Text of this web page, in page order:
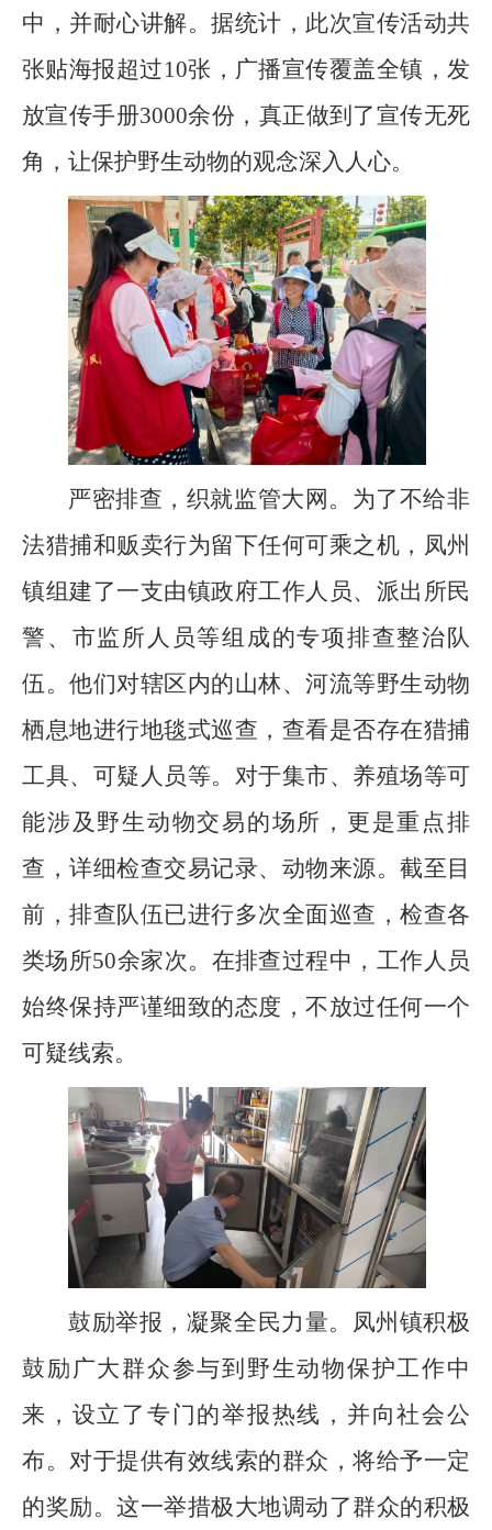
中，并耐心讲解。据统计，此次宣传活动共
张贴海报超过10张，广播宣传覆盖全镇，发
放宣传手册3000余份，真正做到了宣传无死
角，让保护野生动物的观念深入人心。
严密排查，织就监管大网。为了不给非
法猎捕和贩卖行为留下任何可乘之机，凤州
镇组建了一支由镇政府工作人员、派出所民
警、市监所人员等组成的专项排查整治队
伍。他们对辖区内的山林、河流等野生动物
栖息地进行地毯式巡查，查看是否存在猎捕
工具、可疑人员等。对于集市、养殖场等可
能涉及野生动物交易的场所，更是重点排
查，详细检查交易记录、动物来源。截至目
前，排查队伍已进行多次全面巡查，检查各
类场所50余家次。在排查过程中，工作人员
始终保持严谨细致的态度，不放过任何一个
可疑线索。
鼓励举报，凝聚全民力量。凤州镇积极
鼓励广大群众参与到野生动物保护工作中
来，设立了专门的举报热线，并向社会公
布。对于提供有效线索的群众，将给予一定
的奖励。这一举措极大地调动了群众的积极